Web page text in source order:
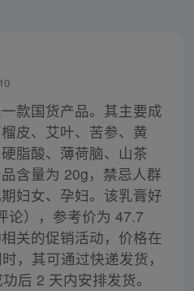
款国货产品。其主要成
皮、艾叶、苦参、黄
脂酸、薄荷脑、山茶
含量为 20g，禁忌人群
妇女、孕妇。该乳膏好
论），参考价为 47.7
关的促销活动，价格在
，其可通过快递发货，
后 2 天内安排发货。